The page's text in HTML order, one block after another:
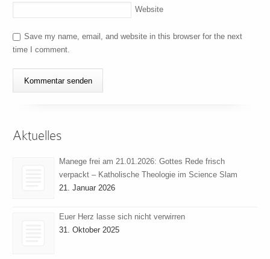
Website
Save my name, email, and website in this browser for the next
time I comment.
Aktuelles
Manege frei am 21.01.2026: Gottes Rede frisch
verpackt – Katholische Theologie im Science Slam
21. Januar 2026
Euer Herz lasse sich nicht verwirren
31. Oktober 2025